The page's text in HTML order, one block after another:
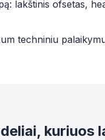
lakštinis ofsetas,
techniniu
kuriuos